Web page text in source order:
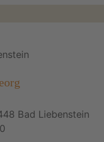
Bad Liebenstein